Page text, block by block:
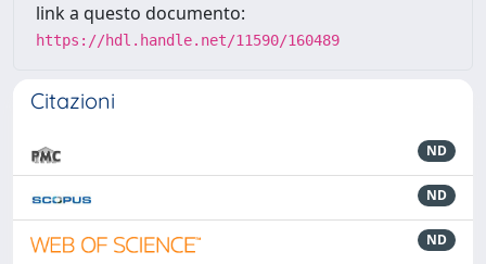
link a questo documento:
https://hdl.handle.net/11590/160489
Citazioni
ND
ND
ND